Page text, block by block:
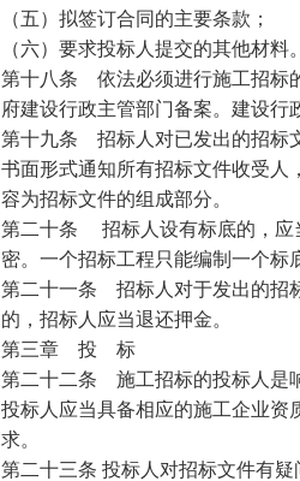
（五）拟签订合同的主要条款；
（六）要求投标人提交的其他材料
第十八条 依法必须进行施工招标
府建设行政主管部门备案。建设
第十九条 招标人对已发出的招标
书面形式通知所有招标文件收受人
容为招标文件的组成部分。
第二十条 招标人设有标底的，应
密。一个招标工程只能编制一个标
第二十一条 招标人对于发出的招
的，招标人应当退还押金。
第三章 投 标
第二十二条 施工招标的投标人是
投标人应当具备相应的施工企业资
求。
第二十三条 投标人对招标文件有